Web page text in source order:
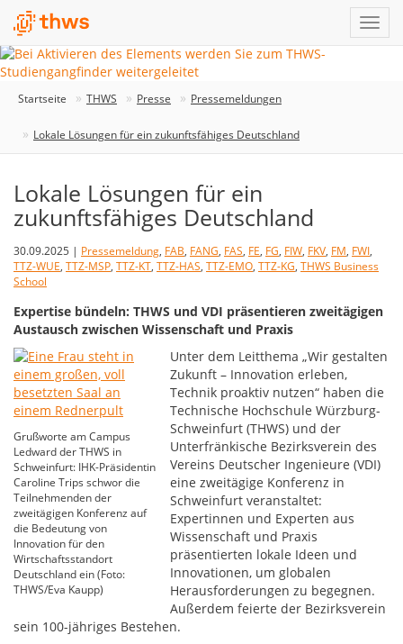
Startseite THWS Presse Pressemeldungen
Lokale Lösungen für ein zukunftsfähiges Deutschland
Lokale Lösungen für ein
zukunftsfähiges Deutschland
30.09.2025 | Pressemeldung, FAB, FANG, FAS, FE, FG, FIW, FKV, FM, FWI,
TTZ-WUE, TTZ-MSP, TTZ-KT, TTZ-HAS, TTZ-EMO, TTZ-KG, THWS Business
School
Expertise bündeln: THWS und VDI präsentieren zweitägigen
Austausch zwischen Wissenschaft und Praxis
Grußworte am Campus
Ledward der THWS in
Schweinfurt: IHK-Präsidentin
Caroline Trips schwor die
Teilnehmenden der
zweitägigen Konferenz auf
die Bedeutung von
Innovation für den
Wirtschaftsstandort
Deutschland ein (Foto:
THWS/Eva Kaupp)
Unter dem Leitthema „Wir gestalten
Zukunft – Innovation erleben,
Technik proaktiv nutzen“ haben die
Technische Hochschule Würzburg-
Schweinfurt (THWS) und der
Unterfränkische Bezirksverein des
Vereins Deutscher Ingenieure (VDI)
eine zweitägige Konferenz in
Schweinfurt veranstaltet:
Expertinnen und Experten aus
Wissenschaft und Praxis
präsentierten lokale Ideen und
Innovationen, um globalen
Herausforderungen zu begegnen.
Außerdem feierte der Bezirksverein
sein 100-jähriges Bestehen.